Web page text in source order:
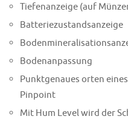
Tiefenanzeige (auf
Batteriezustandsanzeige
Bodenanpassung
Punktgenaues orten
Pinpoint
Mit Hum Level wird der